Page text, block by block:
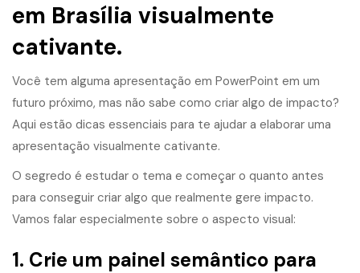
em Brasília visualmente
cativante.
Você tem alguma apresentação em PowerPoint em um
futuro próximo, mas não sabe como criar algo de impacto?
Aqui estão dicas essenciais para te ajudar a elaborar uma
apresentação visualmente cativante.
O segredo é estudar o tema e começar o quanto antes
para conseguir criar algo que realmente gere impacto.
Vamos falar especialmente sobre o aspecto visual:
1. Crie um painel semântico para